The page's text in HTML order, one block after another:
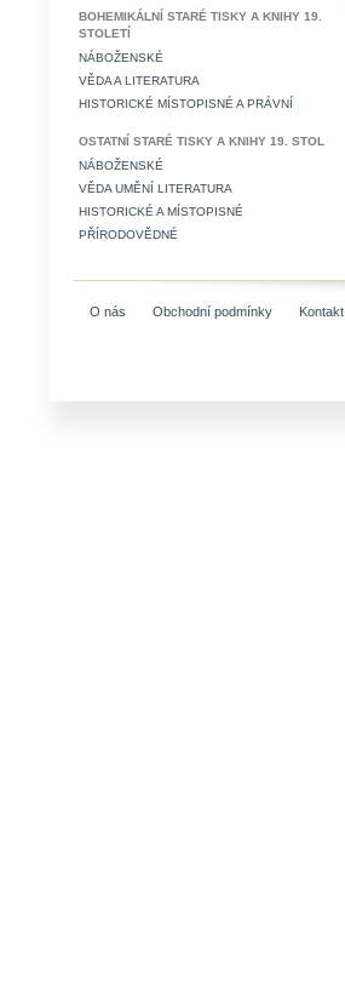
BOHEMIKÁLNÍ STARÉ TISKY A KNIHY 19.
STOLETÍ
NÁBOŽENSKÉ
VĚDA A LITERATURA
HISTORICKÉ MÍSTOPISNÉ A PRÁVNÍ
OSTATNÍ STARÉ TISKY A KNIHY 19. STOL
NÁBOŽENSKÉ
VĚDA UMĚNÍ LITERATURA
HISTORICKÉ A MÍSTOPISNÉ
PŘÍRODOVĚDNÉ
O nás Obchodní podmínky Kontakt